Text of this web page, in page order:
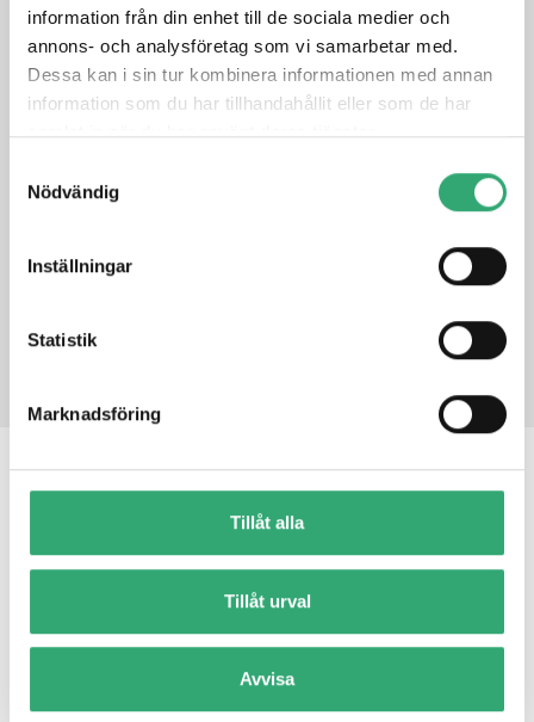
information från din enhet till de sociala medier och
annons- och analysföretag som vi samarbetar med.
Dessa kan i sin tur kombinera informationen med annan
information som du har tillhandahållit eller som de har
samlat in när du har använt deras tjänster.
Nödvändig
Inställningar
Statistik
Marknadsföring
Tillåt alla
Tillåt urval
Avvisa
data transfer
4 HDMI up to 4K resolution
DC 9V to 55V wide range Power Input, Software Ignition
Power Control
Fully supports OpenVINO™ toolkit for AI Computing
5G/WiFi/4G/LTE/GPRS/UMTS Wireless Communication,
DATASHEET
PRODUCT INQUIRY
RELATED PRODUCTS
ABP-3000